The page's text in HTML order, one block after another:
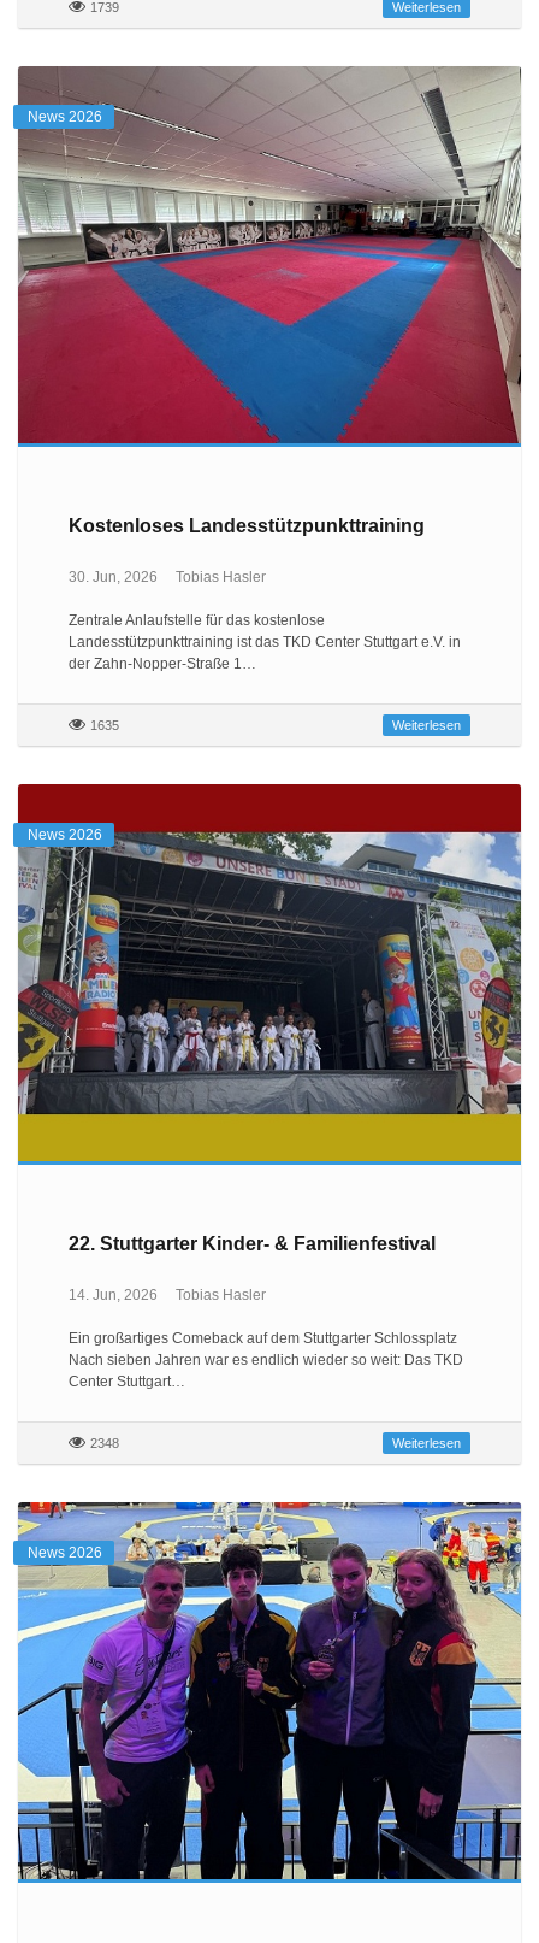
1739 Weiterlesen
News 2026
Kostenloses Landesstützpunkttraining
30. Jun, 2026 Tobias Hasler
Zentrale Anlaufstelle für das kostenlose
Landesstützpunkttraining ist das TKD Center Stuttgart e.V. in
der Zahn-Nopper-Straße 1…
1635 Weiterlesen
News 2026
22. Stuttgarter Kinder- & Familienfestival
14. Jun, 2026 Tobias Hasler
Ein großartiges Comeback auf dem Stuttgarter Schlossplatz
Nach sieben Jahren war es endlich wieder so weit: Das TKD
Center Stuttgart…
2348 Weiterlesen
News 2026